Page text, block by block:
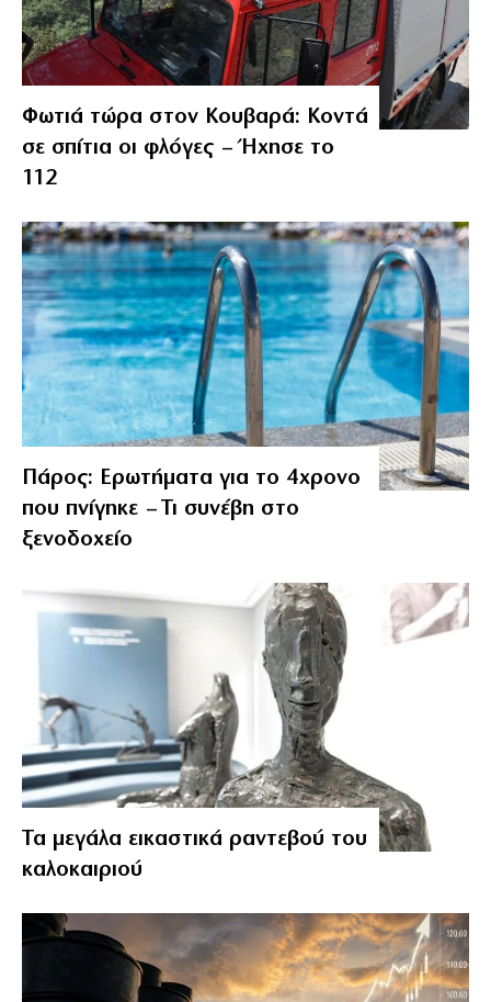
Φωτιά τώρα στον Κουβαρά: Κοντά
σε σπίτια οι φλόγες – Ήχησε το
112
Πάρος: Ερωτήματα για το 4χρονο
που πνίγηκε – Τι συνέβη στο
ξενοδοχείο
Τα μεγάλα εικαστικά ραντεβού του
καλοκαιριού